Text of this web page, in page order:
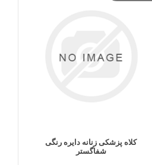
کلاه پزشکی زنانه دایره رنگی
شفاگستر